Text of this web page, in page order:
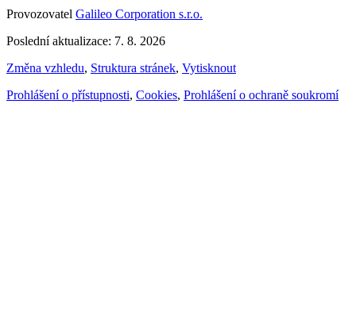
Provozovatel Galileo Corporation s.r.o.
Poslední aktualizace: 7. 8. 2026
Změna vzhledu, Struktura stránek, Vytisknout
Prohlášení o přístupnosti, Cookies, Prohlášení o ochraně soukromí